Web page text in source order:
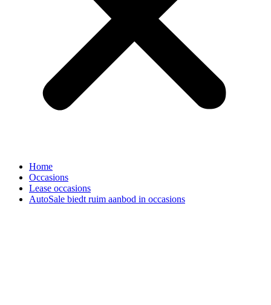
Home
Occasions
Lease occasions
AutoSale biedt ruim aanbod in occasions